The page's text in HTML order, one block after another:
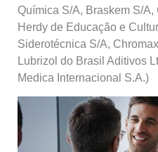
Química S/A, Braskem S/
Herdy de Educação e
Siderotécnica S/A,
Lubrizol do Brasil Aditivos
Medica Internacional S.A.)